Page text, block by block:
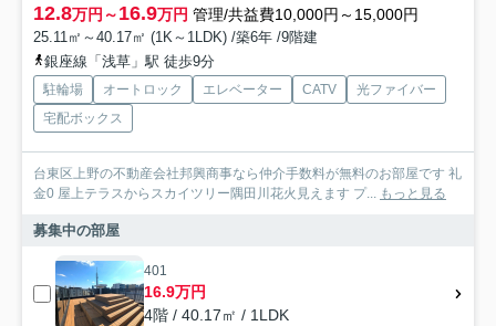
12.8万円～16.9万円 管理/共益費10,000円～15,000円
25.11㎡～40.17㎡ (1K～1LDK) /築6年 /9階建
銀座線「浅草」駅 徒歩9分
駐輪場 オートロック エレベーター CATV
光ファイバー
宅配ボックス
台東区上野の不動産会社邦興商事なら仲介手数料が無料のお部屋です 礼
金0 屋上テラスからスカイツリー隅田川花火見えます プ... もっと見る
募集中の部屋
401
16.9万円
4階 / 40.17㎡ / 1LDK